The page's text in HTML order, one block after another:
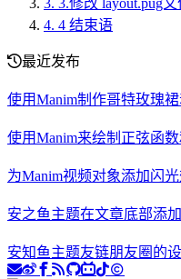
3. 3.修改 layout.pug文
4. 4 结束语
最近发布
使用Manim制作哥特玫瑰
使用Manim来绘制正弦函
为Manim视频对象添加闪
安之鱼主题在文章底部添
安知鱼主题友链朋友圈的